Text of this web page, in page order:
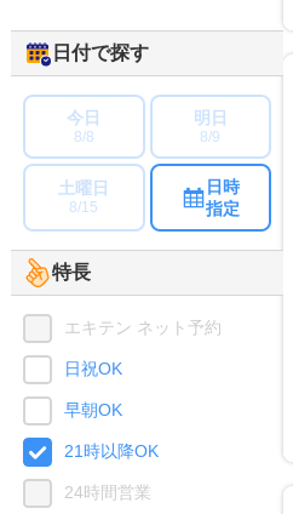
日付で探す
今日
8/8
明日
8/9
土曜日
8/15
日時
指定
特長
エキテン ネット予約
日祝OK
早朝OK
21時以降OK
24時間営業